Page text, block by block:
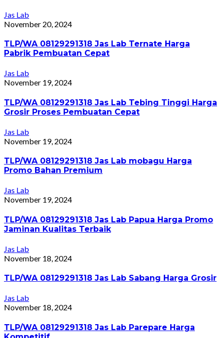
Jas Lab
November 20, 2024
TLP/WA 08129291318 Jas Lab Ternate Harga
Pabrik Pembuatan Cepat
Jas Lab
November 19, 2024
TLP/WA 08129291318 Jas Lab Tebing Tinggi Harga
Grosir Proses Pembuatan Cepat
Jas Lab
November 19, 2024
TLP/WA 08129291318 Jas Lab mobagu Harga
Promo Bahan Premium
Jas Lab
November 19, 2024
TLP/WA 08129291318 Jas Lab Papua Harga Promo
Jaminan Kualitas Terbaik
Jas Lab
November 18, 2024
TLP/WA 08129291318 Jas Lab Sabang Harga Grosir
Jas Lab
November 18, 2024
TLP/WA 08129291318 Jas Lab Parepare Harga